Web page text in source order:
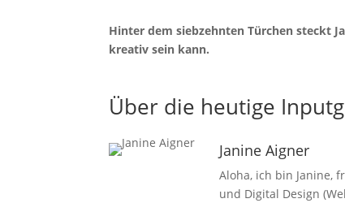
Hinter dem siebzehnten Türchen steckt
kreativ sein kann.
Über die heutige
Janine Aigner
Aloha, ich bin Janine,
und Digital Design